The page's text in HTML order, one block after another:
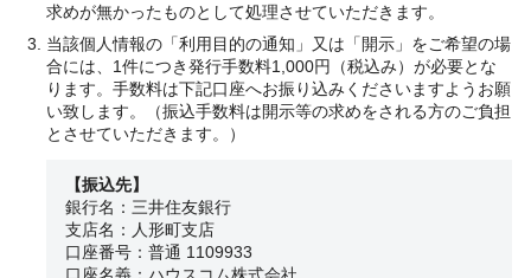
求めが無かったものとして処理させていただきます。
当該個人情報の「利用目的の通知」又は「開示」をご希望の場
合には、1件につき発行手数料1,000円（税込み）が必要とな
ります。手数料は下記口座へお振り込みくださいますようお願
い致します。（振込手数料は開示等の求めをされる方のご負担
とさせていただきます。）
【振込先】
銀行名：三井住友銀行
支店名：人形町支店
口座番号：普通 1109933
口座名義：ハウスコム株式会社